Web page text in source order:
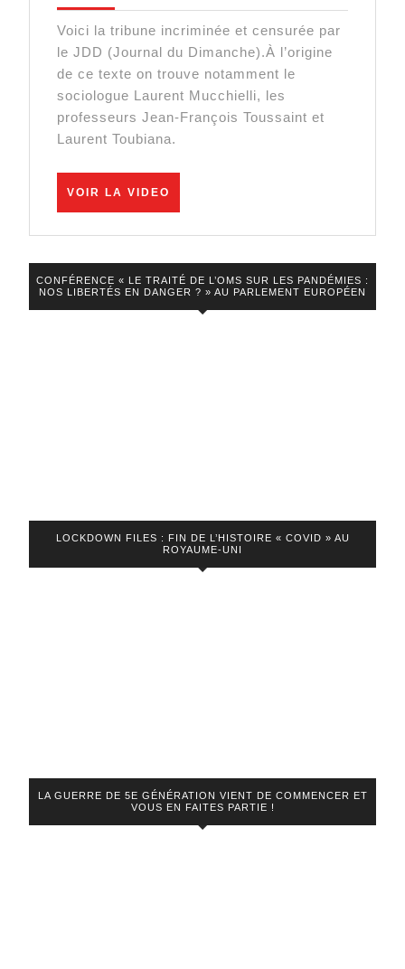
Le
Pr
Toussaint
et
300
autres
scientifiques,
universitaires
et
professionnels
de
santé
Voici la tribune incriminée et censurée par
le JDD (Journal du Dimanche).À l’origine
de ce texte on trouve notamment le
sociologue Laurent Mucchielli, les
professeurs Jean-François Toussaint et
Laurent Toubiana.
VOIR LA VIDEO
CONFÉRENCE « LE TRAITÉ DE L’OMS SUR LES PANDÉMIES :
NOS LIBERTÉS EN DANGER ? » AU PARLEMENT EUROPÉEN
LOCKDOWN FILES : FIN DE L’HISTOIRE « COVID » AU
ROYAUME-UNI
LA GUERRE DE 5E GÉNÉRATION VIENT DE COMMENCER ET
VOUS EN FAITES PARTIE !